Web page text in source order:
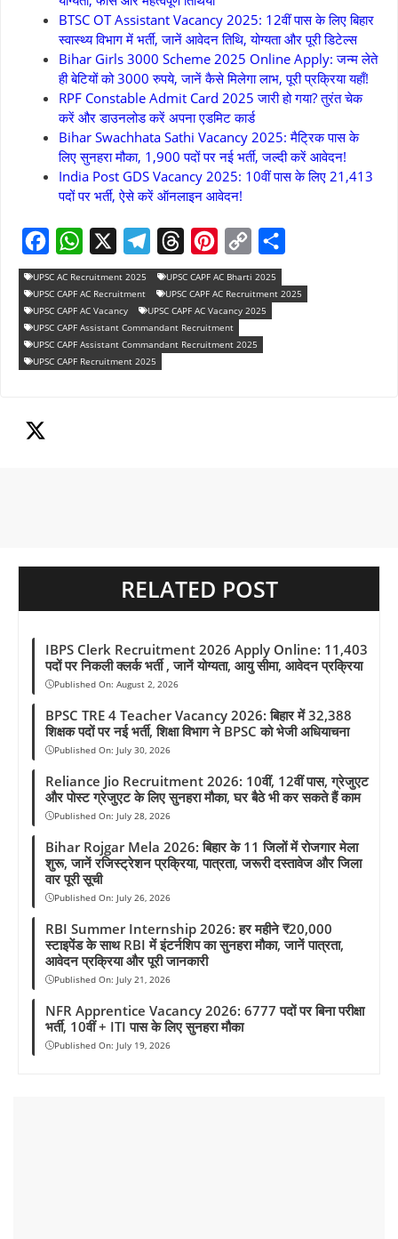
BTSC OT Assistant Vacancy 2025: 12वीं पास के लिए बिहार
स्वास्थ्य विभाग में भर्ती, जानें आवेदन तिथि, योग्यता और पूरी डिटेल्स
Bihar Girls 3000 Scheme 2025 Online Apply: जन्म लेते
ही बेटियों को 3000 रुपये, जानें कैसे मिलेगा लाभ, पूरी प्रक्रिया यहाँ!
RPF Constable Admit Card 2025 जारी हो गया? तुरंत चेक
करें और डाउनलोड करें अपना एडमिट कार्ड
Bihar Swachhata Sathi Vacancy 2025: मैट्रिक पास के
लिए सुनहरा मौका, 1,900 पदों पर नई भर्ती, जल्दी करें आवेदन!
India Post GDS Vacancy 2025: 10वीं पास के लिए 21,413
पदों पर भर्ती, ऐसे करें ऑनलाइन आवेदन!
F
a
c
e
b
o
W
h
a
t
s
X
T
e
l
e
g
T
h
r
e
a
P
i
t
C
o
p
y
S
h
a
UPSC AC Recruitment 2025
UPSC CAPF AC Bharti 2025
UPSC CAPF AC Recruitment
UPSC CAPF AC Recruitment 2025
UPSC CAPF AC Vacancy
UPSC CAPF AC Vacancy 2025
UPSC CAPF Assistant Commandant Recruitment
UPSC CAPF Assistant Commandant Recruitment 2025
UPSC CAPF Recruitment 2025
RELATED POST
IBPS Clerk Recruitment 2026 Apply Online: 11,403
पदों पर निकली क्लर्क भर्ती , जानें योग्यता, आयु सीमा, आवेदन प्रक्रिया
Published On: August 2, 2026
BPSC TRE 4 Teacher Vacancy 2026: बिहार में 32,388
शिक्षक पदों पर नई भर्ती, शिक्षा विभाग ने BPSC को भेजी अधियाचना
Published On: July 30, 2026
Reliance Jio Recruitment 2026: 10वीं, 12वीं पास, ग्रेजुएट
और पोस्ट ग्रेजुएट के लिए सुनहरा मौका, घर बैठे भी कर सकते हैं काम
Published On: July 28, 2026
Bihar Rojgar Mela 2026: बिहार के 11 जिलों में रोजगार मेला
शुरू, जानें रजिस्ट्रेशन प्रक्रिया, पात्रता, जरूरी दस्तावेज और जिला
वार पूरी सूची
Published On: July 26, 2026
RBI Summer Internship 2026: हर महीने ₹20,000
स्टाइपेंड के साथ RBI में इंटर्नशिप का सुनहरा मौका, जानें पात्रता,
आवेदन प्रक्रिया और पूरी जानकारी
Published On: July 21, 2026
NFR Apprentice Vacancy 2026: 6777 पदों पर बिना परीक्षा
भर्ती, 10वीं + ITI पास के लिए सुनहरा मौका
Published On: July 19, 2026